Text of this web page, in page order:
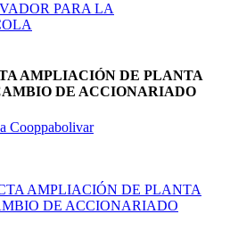
AMPLIACIÓN DE PLANTA
DE ACCIONARIADO
Cooppabolivar